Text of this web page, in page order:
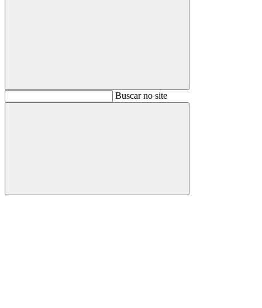
BuscarBuscar no site
Buscar